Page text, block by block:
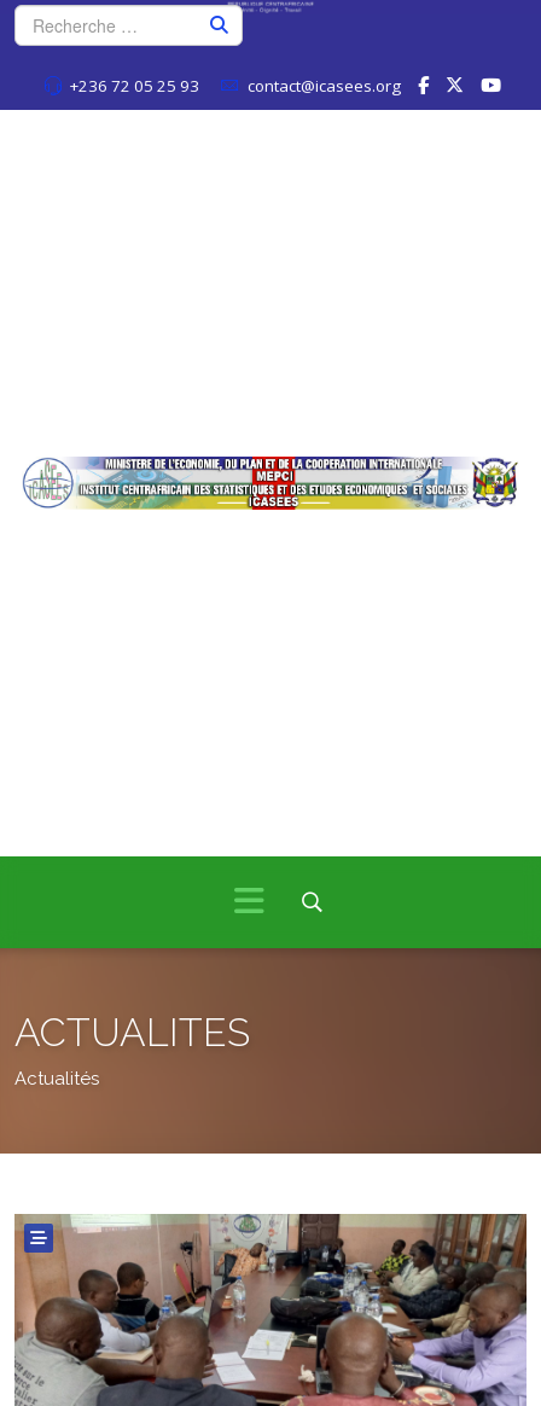
+236 72 05 25 93 contact@icasees.org
ACTUALITES
Actualités